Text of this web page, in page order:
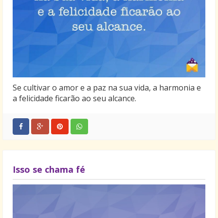
Tente observar melhor o que está a sua volta. Com
certeza alguns desses sinais já estão por perto, e
você nem os notou ainda.
Lembre-se que: o universo sempre conspira a seu
favor quando você possui um objetivo claro e uma
Se cultivar o amor e a paz na sua vida, a harmonia e
a felicidade ficarão ao seu alcance.
Isso se chama fé